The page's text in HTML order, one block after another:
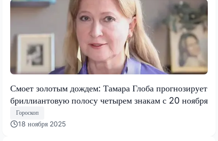
Смоет золотым дождем: Тамара Глоба прогнозирует
бриллиантовую полосу четырем знакам с 20 ноября
Гороскоп
18 ноября 2025